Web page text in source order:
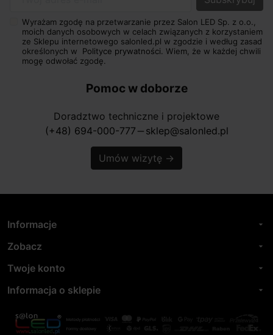
Wyrażam zgodę na przetwarzanie przez Salon LED Sp. z o.o.,
moich danych osobowych w celach związanych z korzystaniem
ze Sklepu internetowego salonled.pl w zgodzie i według zasad
określonych w Polityce prywatności. Wiem, że w każdej chwili
mogę odwołać zgodę.
Pomoc w doborze
Doradztwo techniczne i projektowe
(+48) 694-000-777 horizontal_rule sklep@salonled.pl
Umów wizytę →
Informacje arrow_drop_down
Zobacz arrow_drop_down
Twoje konto arrow_drop_down
Informacja o sklepie arrow_drop_down